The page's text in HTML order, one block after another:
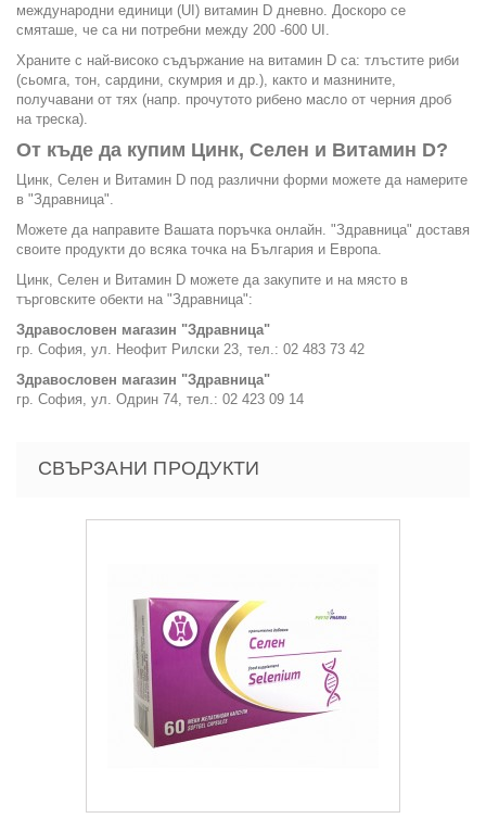
международни единици (UI) витамин D дневно. Доскоро се
смяташе, че са ни потребни между 200 -600 UI.
Храните с най-високо съдържание на витамин D са: тлъстите риби
(сьомга, тон, сардини, скумрия и др.), както и мазнините,
получавани от тях (напр. прочутото рибено масло от черния дроб
на треска).
От къде да купим Цинк, Селен и Витамин D?
Цинк, Селен и Витамин D под различни форми можете да намерите
в "Здравница".
Можете да направите Вашата поръчка онлайн. "Здравница" доставя
своите продукти до всяка точка на България и Европа.
Цинк, Селен и Витамин D можете да закупите и на място в
търговските обекти на "Здравница":
Здравословен магазин "Здравница"
гр. София, ул. Неофит Рилски 23, тел.: 02 483 73 42
Здравословен магазин "Здравница"
гр. София, ул. Одрин 74, тел.: 02 423 09 14
СВЪРЗАНИ ПРОДУКТИ